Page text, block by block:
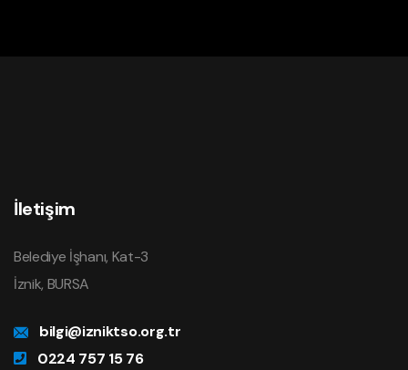
İletişim
Belediye İşhanı, Kat-3
İznik, BURSA
bilgi@izniktso.org.tr
0224 757 15 76